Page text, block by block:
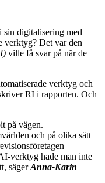
sin digitalisering med
verktyg? Det var den
ville få svar på när de
verktyg och
RI i rapporten. Och
på vägen.
och på olika sätt
verktyg hade man inte
sägerAnna-Karin